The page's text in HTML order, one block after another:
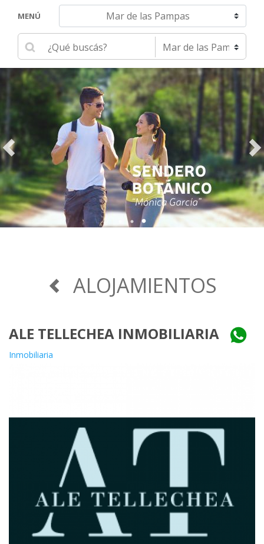
MENÚ Navegar hacia otra localidad
Ingrese su búsqueda Seleccione una localidad
ALOJAMIENTOS
ALE TELLECHEA INMOBILIARIA
Inmobiliaria